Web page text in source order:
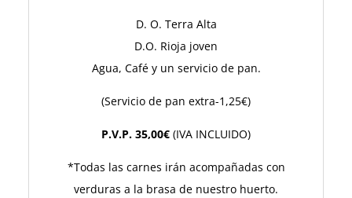
D. O. Terra Alta
D.O. Rioja joven
Agua, Café y un servicio de pan.
(Servicio de pan extra-1,25€)
P.V.P. 35,00€ (IVA INCLUIDO)
*Todas las carnes irán acompañadas con
verduras a la brasa de nuestro huerto.